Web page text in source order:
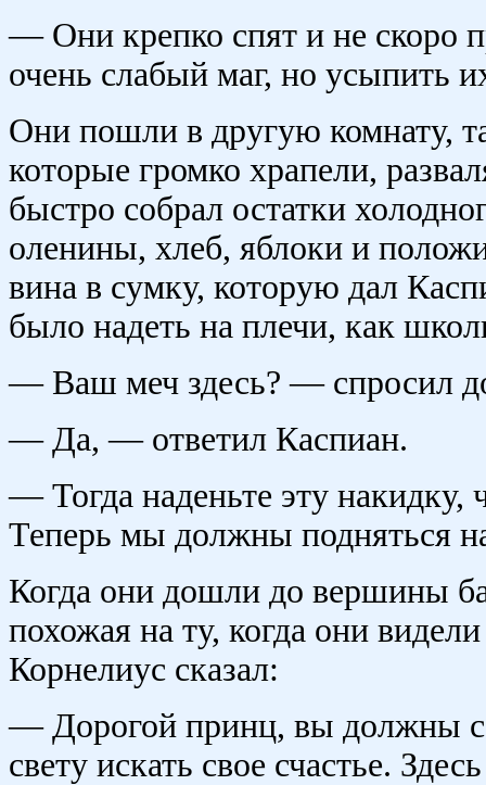
— Они крепко спят и не скоро
очень слабый маг, но усыпить
Они пошли в другую комнату,
которые громко храпели,
быстро собрал остатки
оленины, хлеб, яблоки и
вина в сумку, которую дал
было надеть на плечи, как
— Ваш меч здесь? — спросил
— Да, — ответил Каспиан.
— Тогда наденьте эту накидку,
Теперь мы должны подняться
Когда они дошли до вершины
похожая на ту, когда они
Корнелиус сказал:
— Дорогой принц, вы должны
свету искать свое счастье.